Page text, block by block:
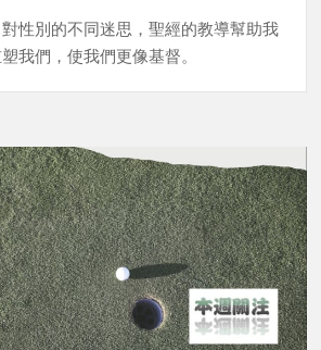
性別的不同迷思，聖經的教導幫助我
我們，使我們更像基督。